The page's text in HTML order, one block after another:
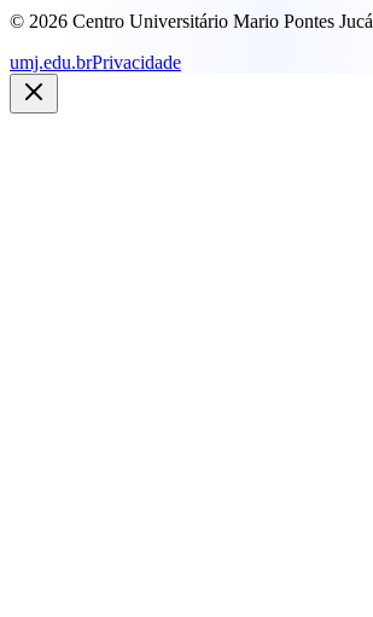
© 2026 Centro Universitário Mario Pontes Jucá
umj.edu.brPrivacidade